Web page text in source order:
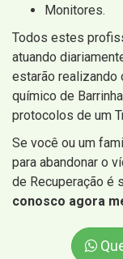
Monitores.
Todos estes
atuando
estarão realizando
químico de
protocolos de um
Se você ou um
para abandonar o
de Recuperação é
conosco agora